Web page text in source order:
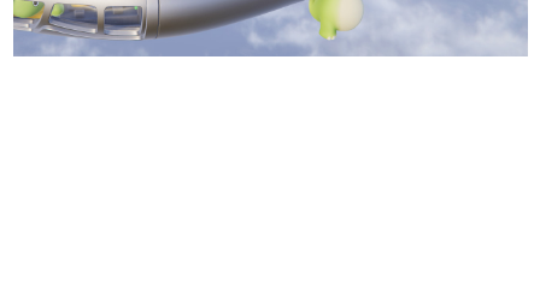
なんでゲームは面白い？